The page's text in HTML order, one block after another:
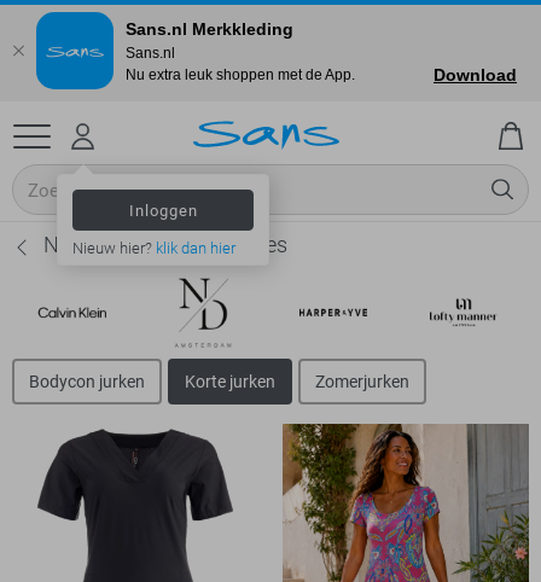
Inloggen
Nieuw hier? klik dan hier
NED Korte jurken - Dames
Bodycon jurken Korte jurken Zomerjurken
Sans.nl Merkkleding
Sans.nl
Nu extra leuk shoppen met de App.
Download